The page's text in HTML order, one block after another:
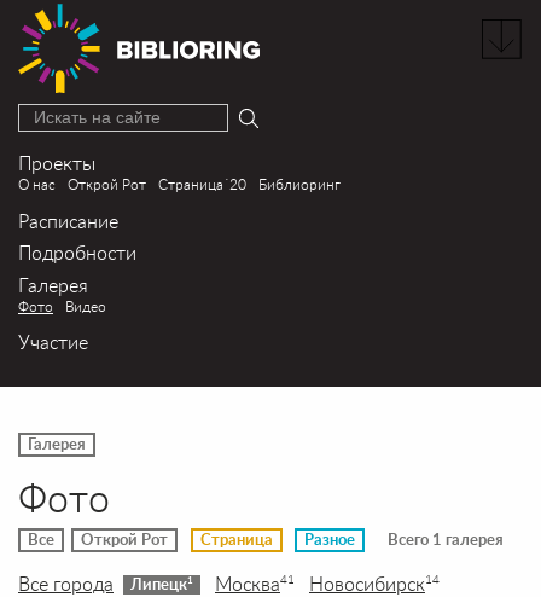
Искать на сайте
Проекты
О нас Открой Рот Страница´20 Библиоринг
Расписание
Подробности
Галерея
Фото Видео
Участие
Галерея
Фото
Все Открой Рот Страница Разное Всего 1 галерея
Все города Липецк1 Москва41 Новосибирск14